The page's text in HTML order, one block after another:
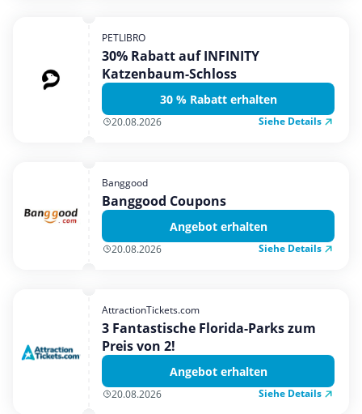
PETLIBRO
30% Rabatt auf INFINITY
Katzenbaum-Schloss
30 % Rabatt erhalten
20.08.2026 Siehe Details
Banggood
Banggood Coupons
Angebot erhalten
20.08.2026 Siehe Details
AttractionTickets.com
3 Fantastische Florida-Parks zum
Preis von 2!
Angebot erhalten
20.08.2026 Siehe Details